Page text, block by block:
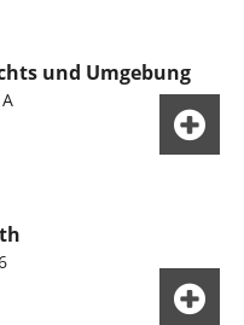
und Umgebung